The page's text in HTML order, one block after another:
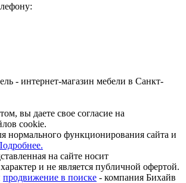
- интернет-магазин мебели в Санкт-
вы даете свое согласие на
cookie.
нормального функционирования сайта и
на сайте носит
и не является публичной офертой.
продвижение в поиске - компания Бихайв